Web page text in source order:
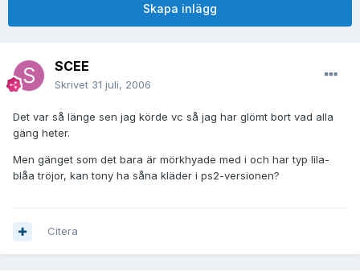
Skapa inlägg
SCEE
Skrivet 31 juli, 2006
Det var så länge sen jag körde vc så jag har glömt bort vad alla
gäng heter.
Men gänget som det bara är mörkhyade med i och har typ lila-
blåa tröjor, kan tony ha såna kläder i ps2-versionen?
Citera